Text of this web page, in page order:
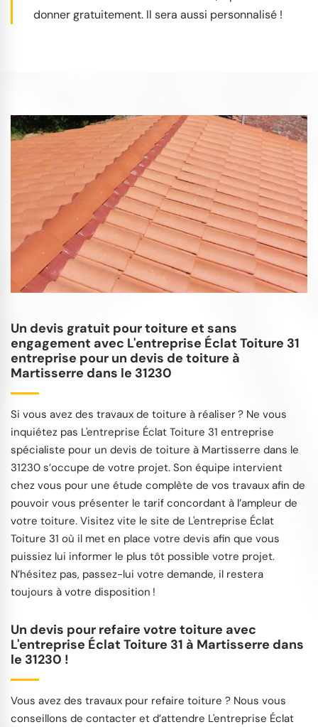
donner gratuitement. Il sera aussi personnalisé !
Un devis gratuit pour toiture et sans
engagement avec L'entreprise Éclat Toiture 31
entreprise pour un devis de toiture à
Martisserre dans le 31230
Si vous avez des travaux de toiture à réaliser ? Ne vous
inquiétez pas L'entreprise Éclat Toiture 31 entreprise
spécialiste pour un devis de toiture à Martisserre dans le
31230 s’occupe de votre projet. Son équipe intervient
chez vous pour une étude complète de vos travaux afin de
pouvoir vous présenter le tarif concordant à l’ampleur de
votre toiture. Visitez vite le site de L'entreprise Éclat
Toiture 31 où il met en place votre devis afin que vous
puissiez lui informer le plus tôt possible votre projet.
N’hésitez pas, passez-lui votre demande, il restera
toujours à votre disposition !
Un devis pour refaire votre toiture avec
L'entreprise Éclat Toiture 31 à Martisserre dans
le 31230 !
Vous avez des travaux pour refaire toiture ? Nous vous
conseillons de contacter et d’attendre L'entreprise Éclat